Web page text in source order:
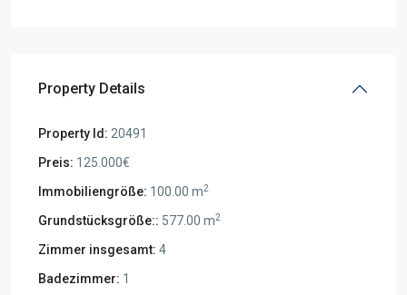
Property Details
Property Id: 20491
Preis: 125.000€
Immobiliengröße: 100.00 m2
Grundstücksgröße:: 577.00 m2
Zimmer insgesamt: 4
Badezimmer: 1